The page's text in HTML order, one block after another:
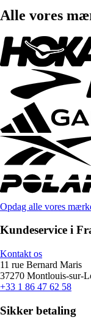
Alle vores
Opdag alle vores
Kundeservice i
Kontakt os
11 rue Bernard Maris
37270 Montlouis-sur-
+33 1 86 47 62 58
Sikker betaling